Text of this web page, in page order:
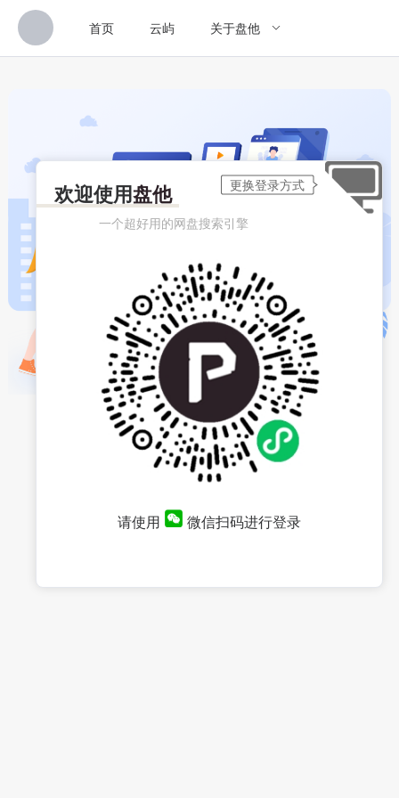
首页 云屿 关于盘他
欢迎使用盘他
一个超好用的网盘搜索引擎
请使用 微信扫码进行登录